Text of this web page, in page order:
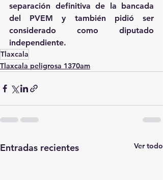
separación definitiva de la bancada
del PVEM y también pidió ser
considerado como diputado
independiente.
Tlaxcala
Tlaxcala peligrosa 1370am
Entradas recientes Ver todo